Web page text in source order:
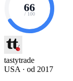
66
/ 100
tastytrade
USA · od 2017